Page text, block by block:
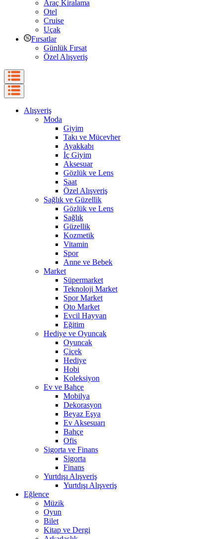
Araç Kiralama
Otel
Cruise
Uçak
Fırsatlar
Günlük Fırsat
Özel Alışveriş
Alışveriş
Moda
Giyim
Takı ve Mücevher
Ayakkabı
İç Giyim
Aksesuar
Gözlük ve Lens
Saat
Özel Alışveriş
Sağlık ve Güzellik
Gözlük ve Lens
Sağlık
Güzellik
Kozmetik
Vitamin
Spor
Anne ve Bebek
Market
Süpermarket
Teknoloji Market
Spor Market
Oto Market
Evcil Hayvan
Eğitim
Hediye ve Oyuncak
Oyuncak
Çiçek
Hediye
Hobi
Koleksiyon
Ev ve Bahçe
Mobilya
Dekorasyon
Beyaz Eşya
Ev Aksesuarı
Bahçe
Ofis
Sigorta ve Finans
Sigorta
Finans
Yurtdışı Alışveriş
Yurtdışı Alışveriş
Eğlence
Müzik
Oyun
Bilet
Kitap ve Dergi